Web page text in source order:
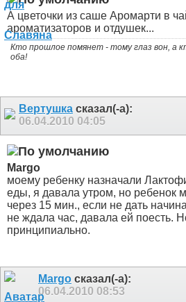
А цветочки из саше Аромарти в
ароматизаторов и отдушек...
Кто прошлое помянет - тому глаз вон, а
оба!
Вертушка сказал(-а):
06.04.2010 04:05
Margo
моему ребенку назначали
еды, я давала утром, но ребенок
через 15 мин., если не дать
не ждала час, давала ей поесть.
принципиально.
Margo сказал(-а):
06.04.2010 08:53